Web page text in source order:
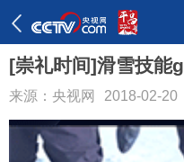
[崇礼时间]滑雪技能
来源：央视网 2018-02-20